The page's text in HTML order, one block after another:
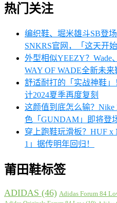
热门关注
编织鞋、堀米雄斗SB登
SNKRS官网，「这天开
外型相似YEEZY？Wade
WAY OF WADE全新未来
舒适耐打的「实战神鞋」
计2024夏季再度复刻
这颜值到底怎么输？Nike
色「GUNDAM」即将登
穿上跑鞋玩滑板？HUF x
1」据传明年回归！
莆田鞋标签
ADIDAS (46) Adidas Forum 84